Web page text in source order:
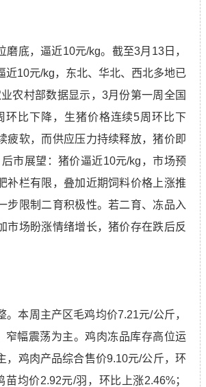
磨底，逼近10元/kg。截至3月13日，
近10元/kg，东北、华北、西北多地已
农村部数据显示，3月份第一周全国
环比下降，生猪价格连续5周环比下
疲软，而供应压力持续释放，猪价即
市展望：猪价逼近10元/kg，市场预
补栏有限，叠加近期饲料价格上涨推
步限制二育积极性。若二育、冻品入
市场盼涨情绪增长，猪价存在跌后反
。本周主产区毛鸡均价7.21元/公斤，
窄幅震荡为主。鸡肉冻品库存高位运
，鸡肉产品综合售价9.10元/公斤，环
苗均价2.92元/羽，环比上涨2.46%；